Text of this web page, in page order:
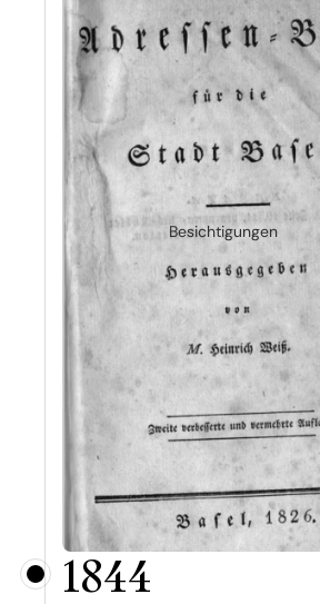
Besichtigungen
1844